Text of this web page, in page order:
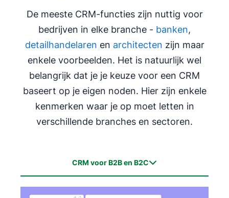
De meeste CRM-functies zijn nuttig voor
bedrijven in elke branche - banken,
detailhandelaren en architecten zijn maar
enkele voorbeelden. Het is natuurlijk wel
belangrijk dat je je keuze voor een CRM
baseert op je eigen noden. Hier zijn enkele
kenmerken waar je op moet letten in
verschillende branches en sectoren.
CRM voor B2B en B2C
CRM voor B2B en B2C